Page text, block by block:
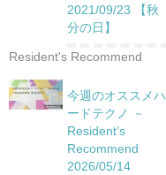
2021/09/23 【秋
分の日】
Resident's Recommend
今週のオススメハ
ードテクノ －
Resident’s
Recommend
2026/05/14